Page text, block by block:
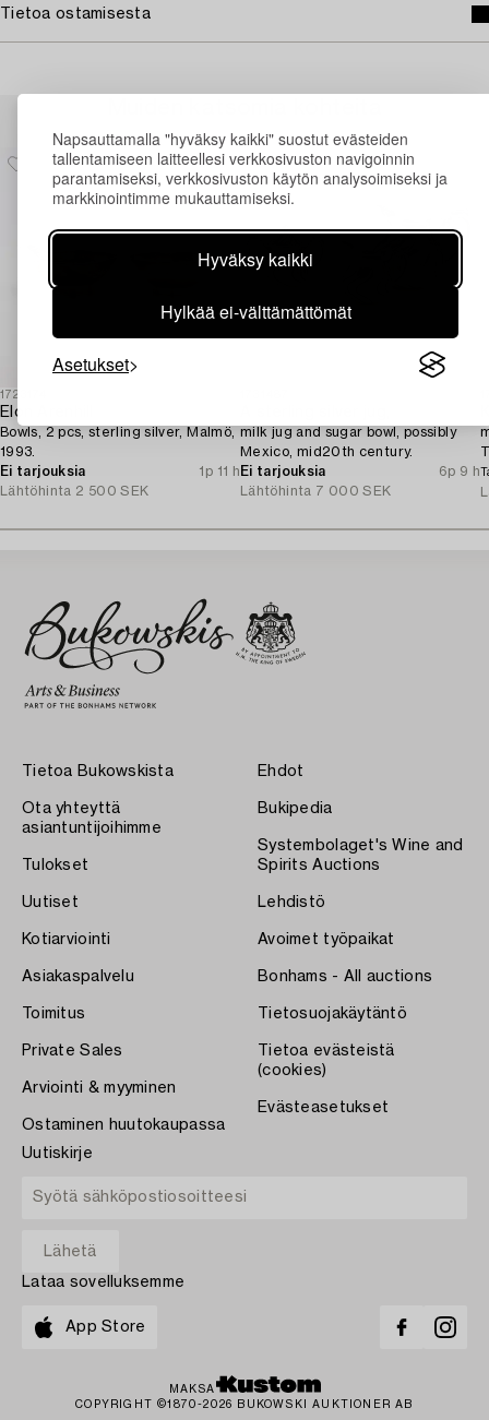
Napsauttamalla "hyväksy kaikki" suostut evästeiden
tallentamiseen laitteellesi verkkosivuston navigoinnin
parantamiseksi, verkkosivuston käytön analysoimiseksi ja
markkinointimme mukauttamiseksi.
Hyväksy kaikki
Hylkää ei-välttämättömät
Asetukset
Tietoa ostamisesta
1723174
Elon Arenhill
Bowls, 2 pcs, sterling silver, Malmö,
1993.
Ei tarjouksia
1p 11 h
Lähtöhinta 2 500 SEK
milk jug and sugar bowl, possibly
Mexico, mid20th century.
Ei tarjouksia
6p 9 h
Lähtöhinta 7 000 SEK
Tietoa Bukowskista
Ota yhteyttä
asiantuntijoihimme
Tulokset
Uutiset
Kotiarviointi
Asiakaspalvelu
Toimitus
Private Sales
Arviointi & myyminen
Ostaminen huutokaupassa
Ehdot
Bukipedia
Systembolaget's Wine and
Spirits Auctions
Lehdistö
Avoimet työpaikat
Bonhams - All auctions
Tietosuojakäytäntö
Tietoa evästeistä
(cookies)
Evästeasetukset
Uutiskirje
Lataa sovelluksemme
App Store
MAKSA
COPYRIGHT ©1870-2026 BUKOWSKI AUKTIONER AB